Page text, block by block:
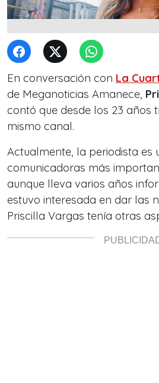
En conversación con La
de Meganoticias Amanece,
contó que desde los 23 años
mismo canal.
Actualmente, la periodista es
comunicadoras más
aunque lleva varios años
estuvo interesada en dar las
Priscilla Vargas tenía otras